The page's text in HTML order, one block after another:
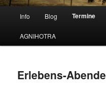
Info Blog Termine
AGNIHOTRA
Erlebens-Abende